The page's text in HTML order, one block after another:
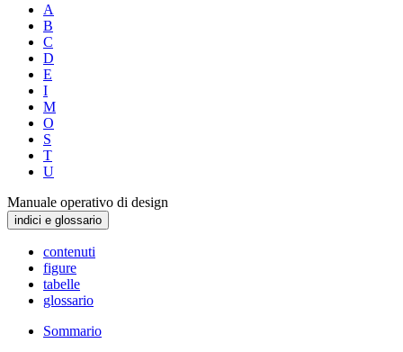
A
B
C
D
E
I
M
O
S
T
U
Manuale operativo di design
indici e glossario
contenuti
figure
tabelle
glossario
Sommario